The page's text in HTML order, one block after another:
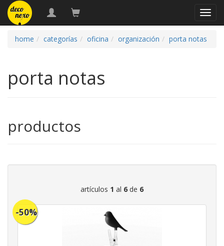
home categorías oficina organización porta notas
porta notas
productos
artículos 1 al 6 de 6
-50%